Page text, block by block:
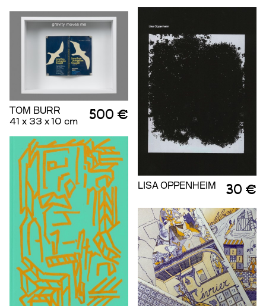
LISA OPPENHEIM 30 €
TOM BURR
41 x 33 x 10 cm
500 €